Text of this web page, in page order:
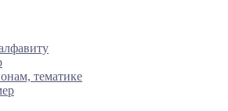
тематике